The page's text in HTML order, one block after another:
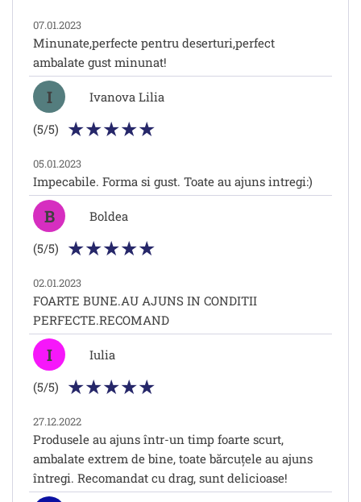
07.01.2023
Minunate,perfecte pentru deserturi,perfect
ambalate gust minunat!
I
Ivanova Lilia
(5/5)
05.01.2023
Impecabile. Forma si gust. Toate au ajuns intregi:)
B
Boldea
(5/5)
02.01.2023
FOARTE BUNE.AU AJUNS IN CONDITII
PERFECTE.RECOMAND
I
Iulia
(5/5)
27.12.2022
Produsele au ajuns într-un timp foarte scurt,
ambalate extrem de bine, toate bărcuțele au ajuns
întregi. Recomandat cu drag, sunt delicioase!